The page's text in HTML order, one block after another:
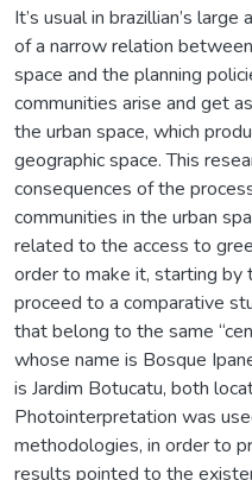
It’s usual in brazillian’s
of a narrow relation
space and the planning
communities arise and get
the urban space, which
geographic space. This
consequences of the
communities in the urban
related to the access to
order to make it, starting by
proceed to a comparative
that belong to the same
whose name is Bosque
is Jardim Botucatu, both
Photointerpretation was
methodologies, in order to
results pointed to the